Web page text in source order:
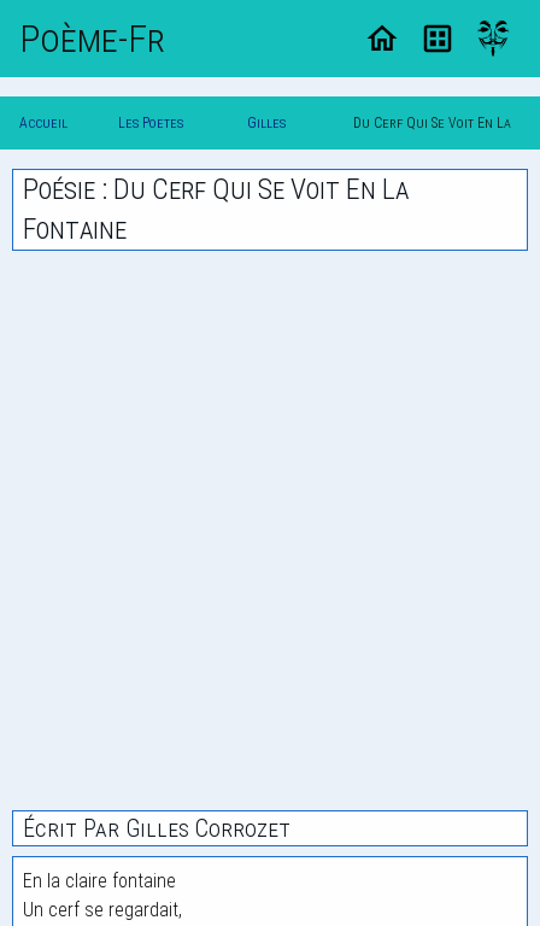
Poème-Fr
Accueil
Poesie
Les Poetes
Classique
Gilles
Corrozet
Du Cerf Qui Se Voit En La
Fontaine
Poésie : Du Cerf Qui Se Voit En La
Fontaine
Écrit Par Gilles Corrozet
En la claire fontaine
Un cerf se regardait,